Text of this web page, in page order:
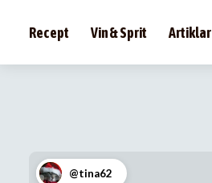
Recept Vin & Sprit Artiklar
@tina62